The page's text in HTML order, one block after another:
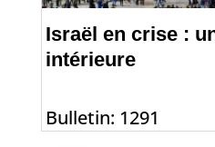
Israël en crise :
intérieure
Bulletin: 1291